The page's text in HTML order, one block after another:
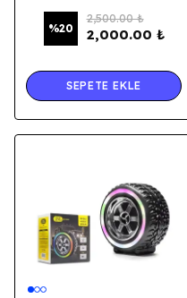
%20
2,500.00 ₺
2,000.00 ₺
SEPETE EKLE